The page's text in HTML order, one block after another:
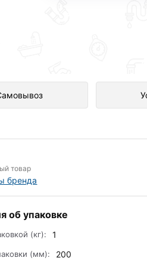
магазине
товар
бренда
об упаковке
(кг): 1
(мм): 200